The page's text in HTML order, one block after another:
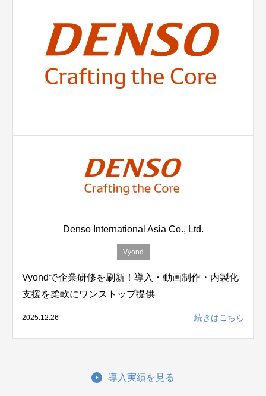
Denso International Asia Co., Ltd.
Vyond
Vyondで企業研修を刷新！導入・動画制作・内製化
支援を柔軟にワンストップ提供
2025.12.26 続きはこちら
導入実績を見る